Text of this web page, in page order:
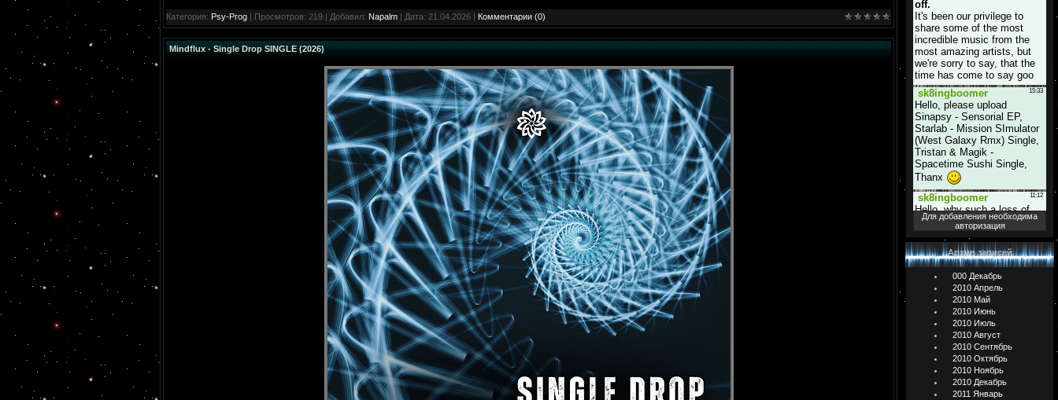
Категория: Psy-Prog | Просмотров: 219 | Добавил: Napalm | Дата: 21.04.2026 | Комментарии (0)
Mindflux - Single Drop SINGLE (2026)
Для добавления необходима
авторизация
Архив записей
000 Декабрь
2010 Апрель
2010 Май
2010 Июнь
2010 Июль
2010 Август
2010 Сентябрь
2010 Октябрь
2010 Ноябрь
2010 Декабрь
2011 Январь